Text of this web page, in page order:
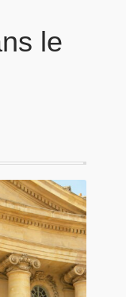
le